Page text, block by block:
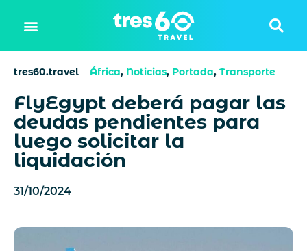
tres60.travel África, Noticias, Portada, Transporte
FlyEgypt deberá pagar las
deudas pendientes para
luego solicitar la
liquidación
31/10/2024